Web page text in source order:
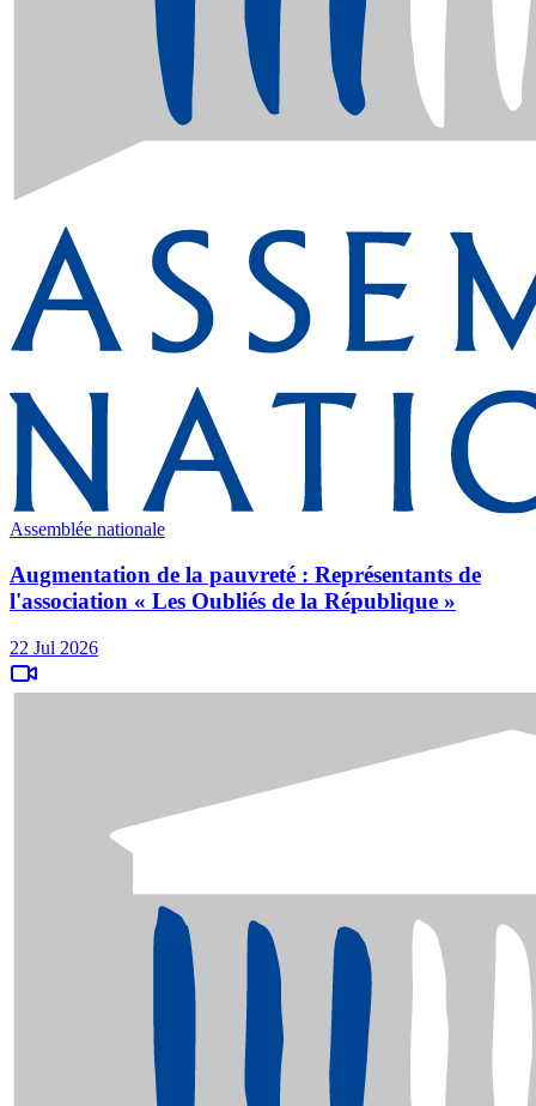
Assemblée nationale
Augmentation de la pauvreté : Représentants de
l'association « Les Oubliés de la République »
22 Jul 2026